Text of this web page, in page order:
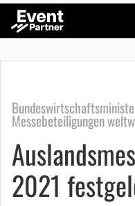
Messebeteiligungen
2021